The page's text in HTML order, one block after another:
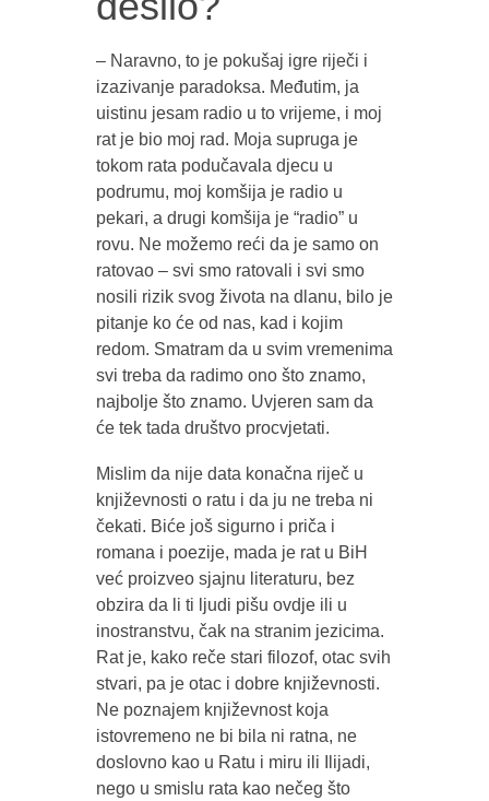
– Naravno, to je pokušaj igre riječi i
izazivanje paradoksa. Međutim, ja
uistinu jesam radio u to vrijeme, i moj
rat je bio moj rad. Moja supruga je
tokom rata podučavala djecu u
podrumu, moj komšija je radio u
pekari, a drugi komšija je “radio” u
rovu. Ne možemo reći da je samo on
ratovao – svi smo ratovali i svi smo
nosili rizik svog života na dlanu, bilo je
pitanje ko će od nas, kad i kojim
redom. Smatram da u svim vremenima
svi treba da radimo ono što znamo,
najbolje što znamo. Uvjeren sam da
će tek tada društvo procvjetati.
Mislim da nije data konačna riječ u
književnosti o ratu i da ju ne treba ni
čekati. Biće još sigurno i priča i
romana i poezije, mada je rat u BiH
već proizveo sjajnu literaturu, bez
obzira da li ti ljudi pišu ovdje ili u
inostranstvu, čak na stranim jezicima.
Rat je, kako reče stari filozof, otac svih
stvari, pa je otac i dobre književnosti.
Ne poznajem književnost koja
istovremeno ne bi bila ni ratna, ne
doslovno kao u Ratu i miru ili Ilijadi,
nego u smislu rata kao nečeg što